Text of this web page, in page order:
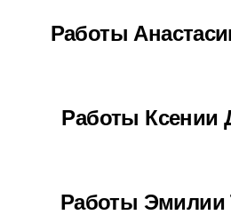
Работы
Работы Ксении
Работы Эмилии